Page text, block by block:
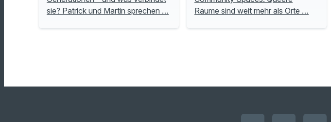
sie? Patrick und Martin sprechen …
Räume sind weit mehr als Orte …